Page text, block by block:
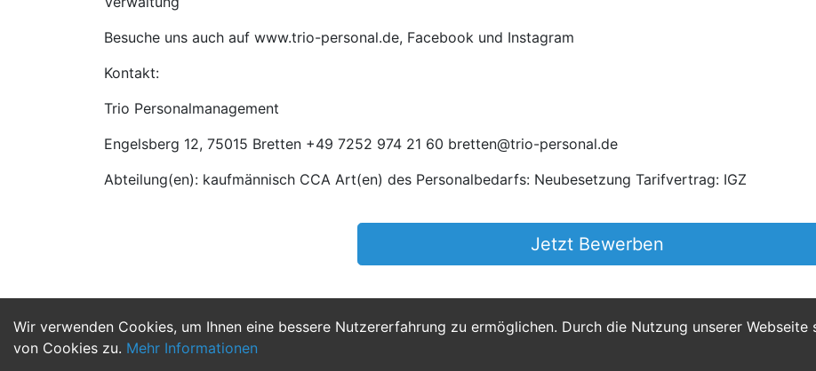
Wir verwenden Cookies, um Ihnen eine bessere Nutzererfahrung zu ermöglichen. Durch die Nutzung unserer Webseite
von Cookies zu. Mehr Informationen
Besuche uns auch auf www.trio-personal.de, Facebook und Instagram
Kontakt:
Trio Personalmanagement
Engelsberg 12, 75015 Bretten +49 7252 974 21 60 bretten@trio-personal.de
Abteilung(en): kaufmännisch CCA Art(en) des Personalbedarfs: Neubesetzung Tarifvertrag: IGZ
Jetzt Bewerben